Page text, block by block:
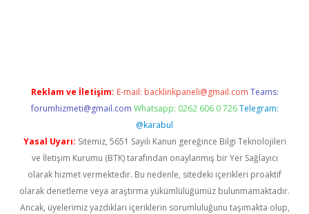
Reklam ve İletişim: E-mail: backlinkpaneli@gmail.com Teams:
forumhizmeti@gmail.com Whatsapp: 0262 606 0 726 Telegram:
@karabul
Yasal Uyarı: Sitemiz, 5651 Sayılı Kanun gereğince Bilgi Teknolojileri
ve İletişim Kurumu (BTK) tarafından onaylanmış bir Yer Sağlayıcı
olarak hizmet vermektedir. Bu nedenle, sitedeki içerikleri proaktif
olarak denetleme veya araştırma yükümlülüğümüz bulunmamaktadır.
Ancak, üyelerimiz yazdıkları içeriklerin sorumluluğunu taşımakta olup,